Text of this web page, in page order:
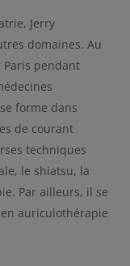
Jerry
domaines. Au
Paris pendant
forme dans
de courant
techniques
le shiatsu, la
Par ailleurs, il se
auriculothérapie